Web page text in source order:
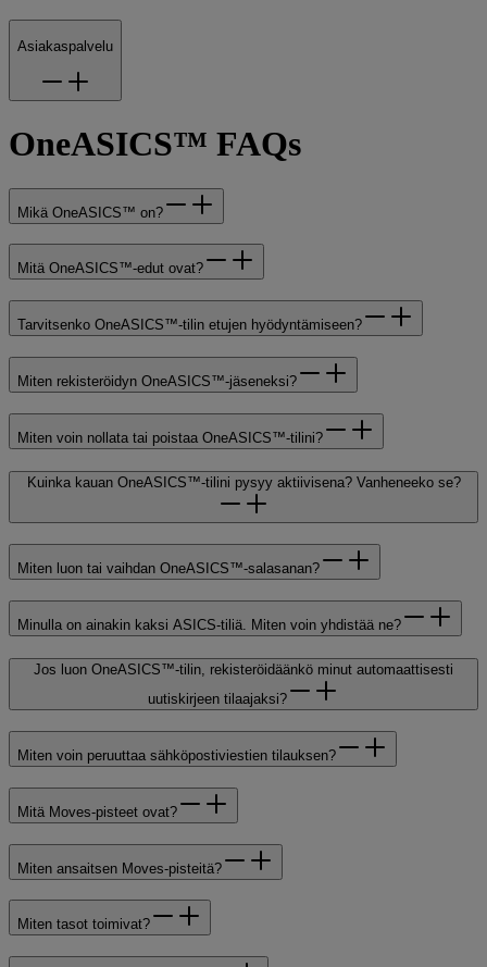
Asiakaspalvelu
OneASICS™ FAQs
Mikä OneASICS™ on?
Mitä OneASICS™-edut ovat?
Tarvitsenko OneASICS™-tilin etujen hyödyntämiseen?
Miten rekisteröidyn OneASICS™-jäseneksi?
Miten voin nollata tai poistaa OneASICS™-tilini?
Kuinka kauan OneASICS™-tilini pysyy aktiivisena? Vanheneeko se?
Miten luon tai vaihdan OneASICS™-salasanan?
Minulla on ainakin kaksi ASICS-tiliä. Miten voin yhdistää ne?
Jos luon OneASICS™-tilin, rekisteröidäänkö minut automaattisesti
uutiskirjeen tilaajaksi?
Miten voin peruuttaa sähköpostiviestien tilauksen?
Mitä Moves-pisteet ovat?
Miten ansaitsen Moves-pisteitä?
Miten tasot toimivat?